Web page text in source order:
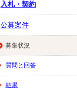
入札・契約
公募案件
募集状況
質問と回答
結果